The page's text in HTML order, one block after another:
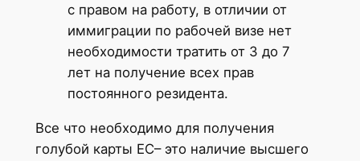
с правом на работу, в отличии от
иммиграции по рабочей визе нет
необходимости тратить от 3 до 7
лет на получение всех прав
постоянного резидента.
Все что необходимо для получения
голубой карты ЕС– это наличие высшего